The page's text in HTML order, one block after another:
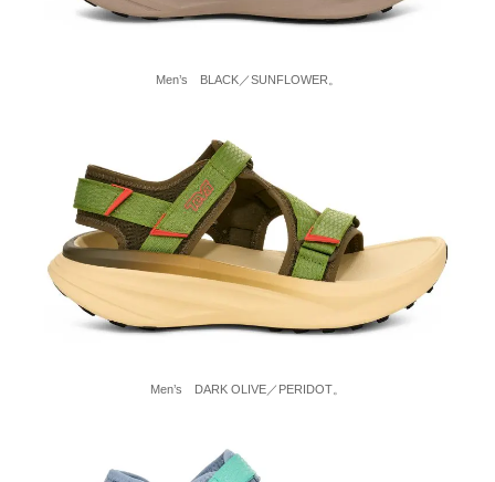
Men’s BLACK／SUNFLOWER。
Men’s DARK OLIVE／PERIDOT。